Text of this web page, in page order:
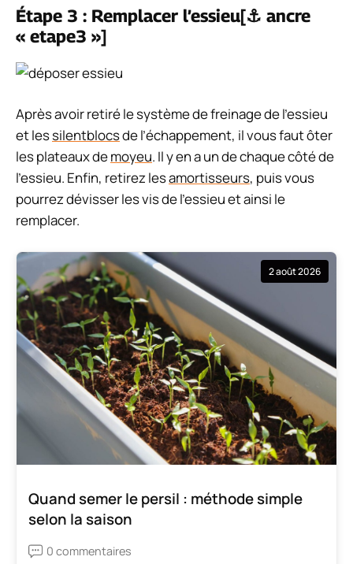
Étape 3 : Remplacer l’essieu[⚓ ancre
« etape3 »]
Après avoir retiré le système de freinage de l’essieu
et lessilentblocsde l’échappement, il vous faut ôter
les plateaux demoyeu. Il y en a un de chaque côté de
l’essieu. Enfin, retirez lesamortisseurs, puis vous
pourrez dévisser les vis de l’essieu et ainsi le
remplacer.
2 août 2026
Quand semer le persil : méthode simple
selon la saison
0 commentaires